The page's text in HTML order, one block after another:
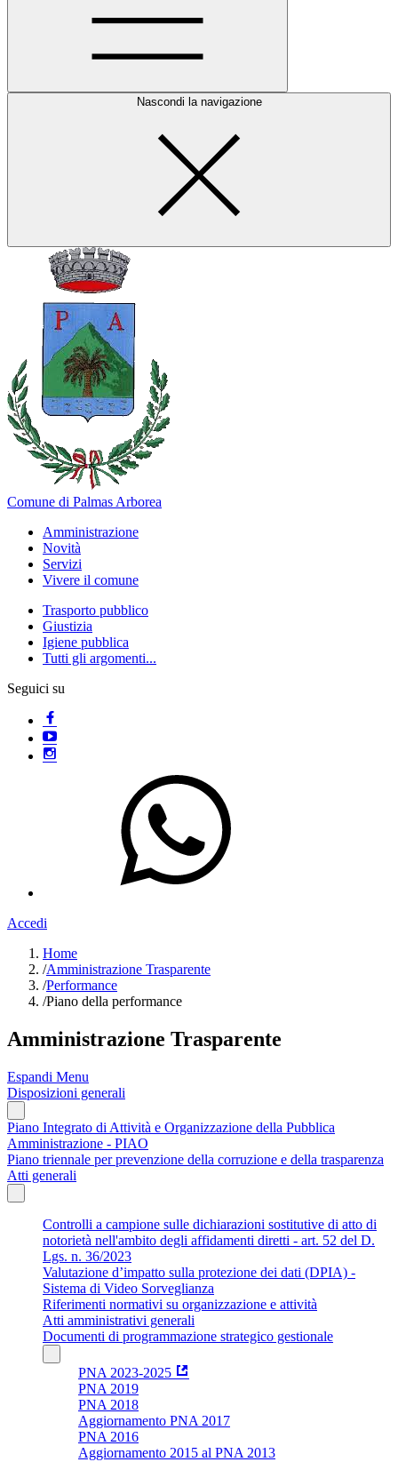
Nascondi la navigazione
Comune di Palmas Arborea
Amministrazione
Novità
Servizi
Vivere il comune
Trasporto pubblico
Giustizia
Igiene pubblica
Tutti gli argomenti...
Seguici su
Accedi
Home
/Amministrazione Trasparente
/Performance
/Piano della performance
Amministrazione Trasparente
Espandi Menu
Disposizioni generali
Piano Integrato di Attività e Organizzazione della Pubblica
Amministrazione - PIAO
Piano triennale per prevenzione della corruzione e della trasparenza
Atti generali
Controlli a campione sulle dichiarazioni sostitutive di atto di
notorietà nell'ambito degli affidamenti diretti - art. 52 del D.
Lgs. n. 36/2023
Valutazione d’impatto sulla protezione dei dati (DPIA) -
Sistema di Video Sorveglianza
Riferimenti normativi su organizzazione e attività
Atti amministrativi generali
Documenti di programmazione strategico gestionale
PNA 2023-2025
PNA 2019
PNA 2018
Aggiornamento PNA 2017
PNA 2016
Aggiornamento 2015 al PNA 2013